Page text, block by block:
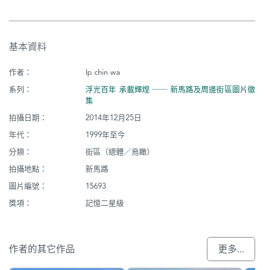
街
基本資料
作者：
Ip chin wa
系列：
浮光百年 承載輝煌 ── 新馬路及周邊街區圖片徵
集
拍攝日期：
2014年12月25日
年代：
1999年至今
分類：
街區（總體／鳥瞰）
拍攝地點：
新馬路
圖片編號：
15693
獎項：
記憶二星級
作者的其它作品 更多...